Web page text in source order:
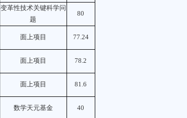
变革性技术关键科学问
题
80
面上项目 77.24
面上项目 78.2
面上项目 81.6
数学天元基金 40